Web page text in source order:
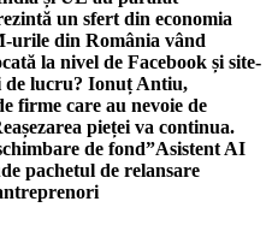
un sfert din economia
din România vând
la nivel de Facebook și site-
lucru? Ionuț Antiu,
firme care au nevoie de
pieței va continua.
de fond”Asistent AI
pachetul de relansare